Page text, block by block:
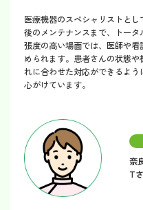
医療機器のスペシャリストと
後のメンテナンスまで、トー
張度の高い場面では、医師や
められます。患者さんの状態
れに合わせた対応ができるよ
心がけています。
奈
T